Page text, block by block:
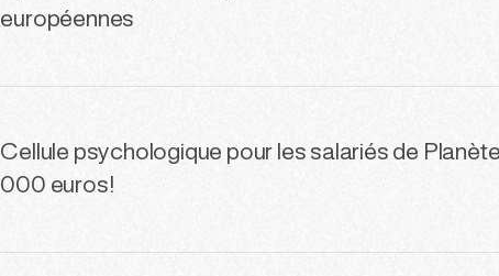
européennes
Cellule psychologique pour les salariés de
000 euros!